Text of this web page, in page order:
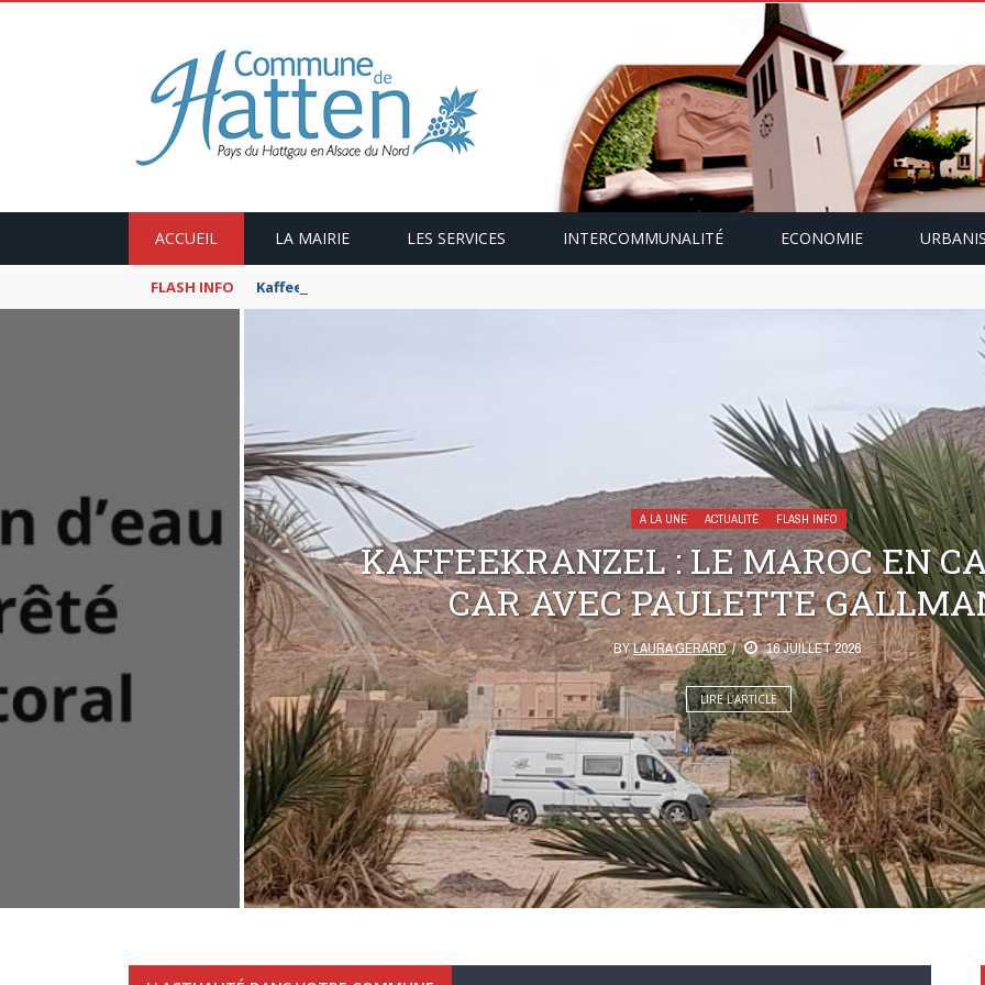
ACCUEIL LA MAIRIE LES SERVICES INTERCOMMUNALITÉ ECONOMIE
FLASH INFO Kaffeekranzel : Le Maroc en camping-car avec Paulette Gallmann
A LA UNE ACTUALITÉ FLASH INFO
KAFFEEKRANZEL : LE MAROC EN
CAR AVEC PAULETTE
BYLAURA GERARD 16 JUILLET 2026
LIRE L’ARTICLE